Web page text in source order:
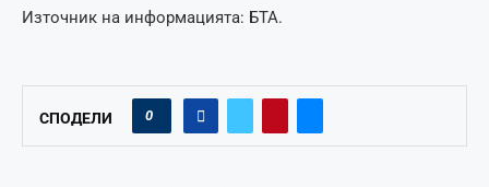
Източник на информацията: БТА.
СПОДЕЛИ 0